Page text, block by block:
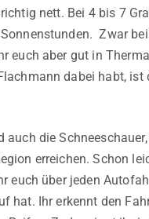
nett. Bei 4 bis 7
Zwar
euch aber gut in
dabei habt, ist
auch die
erreichen. Schon
euch über jeden
hat. Ihr erkennt den